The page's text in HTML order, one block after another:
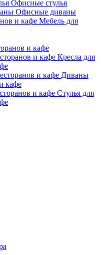
Офисные кресла
Офисные стулья
и кафе
Кресла для
Диваны
кафе